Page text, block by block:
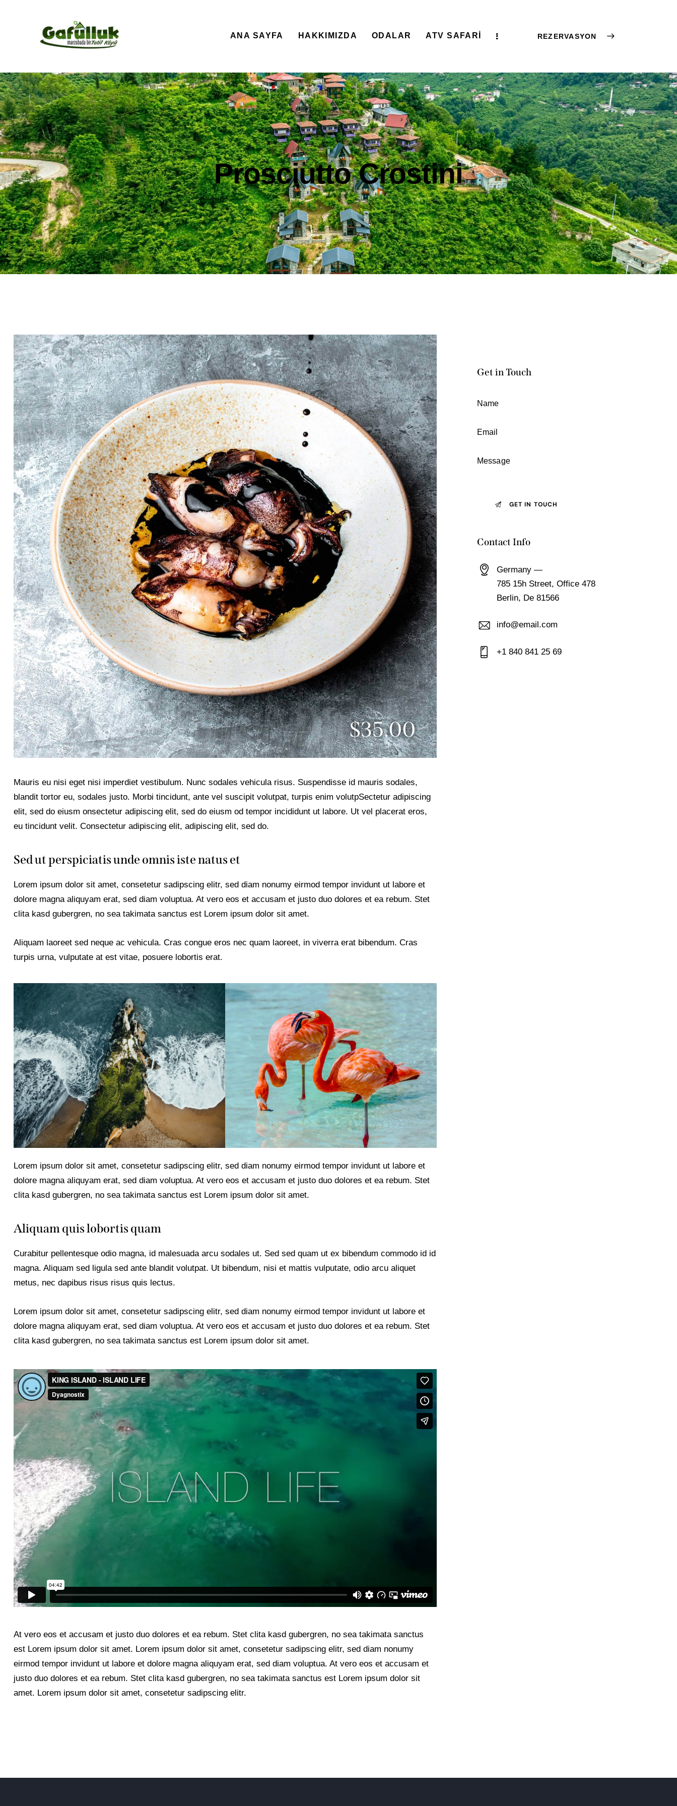
ANA SAYFA HAKKIMIZDA ODALAR ATV SAFARI REZERVASYON
Prosciutto Crostini
$35.00
Mauris eu nisi eget nisi imperdiet vestibulum. Nunc sodales vehicula risus. Suspendisse id mauris sodales,
blandit tortor eu, sodales justo. Morbi tincidunt, ante vel suscipit volutpat, turpis enim volutpSectetur adipiscing
elit, sed do eiusm onsectetur adipiscing elit, sed do eiusm od tempor incididunt ut labore. Ut vel placerat eros,
eu tincidunt velit. Consectetur adipiscing elit, adipiscing elit, sed do.
Sed ut perspiciatis unde omnis iste natus et
Lorem ipsum dolor sit amet, consetetur sadipscing elitr, sed diam nonumy eirmod tempor invidunt ut labore et
dolore magna aliquyam erat, sed diam voluptua. At vero eos et accusam et justo duo dolores et ea rebum. Stet
clita kasd gubergren, no sea takimata sanctus est Lorem ipsum dolor sit amet.
Aliquam laoreet sed neque ac vehicula. Cras congue eros nec quam laoreet, in viverra erat bibendum. Cras
turpis urna, vulputate at est vitae, posuere lobortis erat.
Lorem ipsum dolor sit amet, consetetur sadipscing elitr, sed diam nonumy eirmod tempor invidunt ut labore et
dolore magna aliquyam erat, sed diam voluptua. At vero eos et accusam et justo duo dolores et ea rebum. Stet
clita kasd gubergren, no sea takimata sanctus est Lorem ipsum dolor sit amet.
Aliquam quis lobortis quam
Curabitur pellentesque odio magna, id malesuada arcu sodales ut. Sed sed quam ut ex bibendum commodo id id
magna. Aliquam sed ligula sed ante blandit volutpat. Ut bibendum, nisi et mattis vulputate, odio arcu aliquet
metus, nec dapibus risus risus quis lectus.
Lorem ipsum dolor sit amet, consetetur sadipscing elitr, sed diam nonumy eirmod tempor invidunt ut labore et
dolore magna aliquyam erat, sed diam voluptua. At vero eos et accusam et justo duo dolores et ea rebum. Stet
clita kasd gubergren, no sea takimata sanctus est Lorem ipsum dolor sit amet.
At vero eos et accusam et justo duo dolores et ea rebum. Stet clita kasd gubergren, no sea takimata sanctus
est Lorem ipsum dolor sit amet. Lorem ipsum dolor sit amet, consetetur sadipscing elitr, sed diam nonumy
eirmod tempor invidunt ut labore et dolore magna aliquyam erat, sed diam voluptua. At vero eos et accusam et
justo duo dolores et ea rebum. Stet clita kasd gubergren, no sea takimata sanctus est Lorem ipsum dolor sit
amet. Lorem ipsum dolor sit amet, consetetur sadipscing elitr.
Get in Touch
Contact Info
Germany —
785 15h Street, Office 478
Berlin, De 81566
info@email.com
+1 840 841 25 69